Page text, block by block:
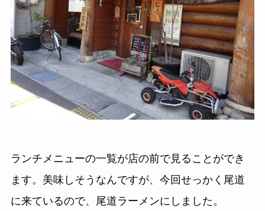
ランチメニューの一覧が店の前で見ることができ
ます。美味しそうなんですが、今回せっかく尾道
に来ているので、尾道ラーメンにしました。